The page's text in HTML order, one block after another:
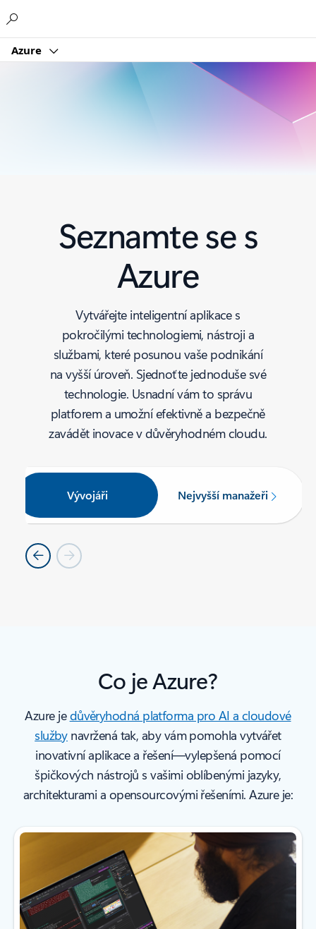
Azure
Seznamte se s
Azure
Vytvářejte inteligentní aplikace s
pokročilými technologiemi, nástroji a
službami, které posunou vaše podnikání
na vyšší úroveň. Sjednoťte jednoduše své
technologie. Usnadní vám to správu
platforem a umožní efektivně a bezpečně
zavádět inovace v důvěryhodném cloudu.
Vývojáři Nejvyšší manažeři
Co je Azure?
Azure jedůvěryhodná platforma pro AI a cloudové
službynavržená tak, aby vám pomohla vytvářet
inovativní aplikace a řešení—vylepšená pomocí
špičkových nástrojů s vašimi oblíbenými jazyky,
architekturami a opensourcovými řešeními. Azure je: